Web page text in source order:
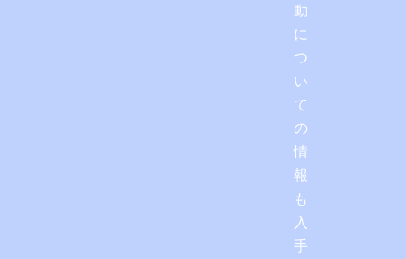
動
に
つ
い
て
の
情
報
も
入
手